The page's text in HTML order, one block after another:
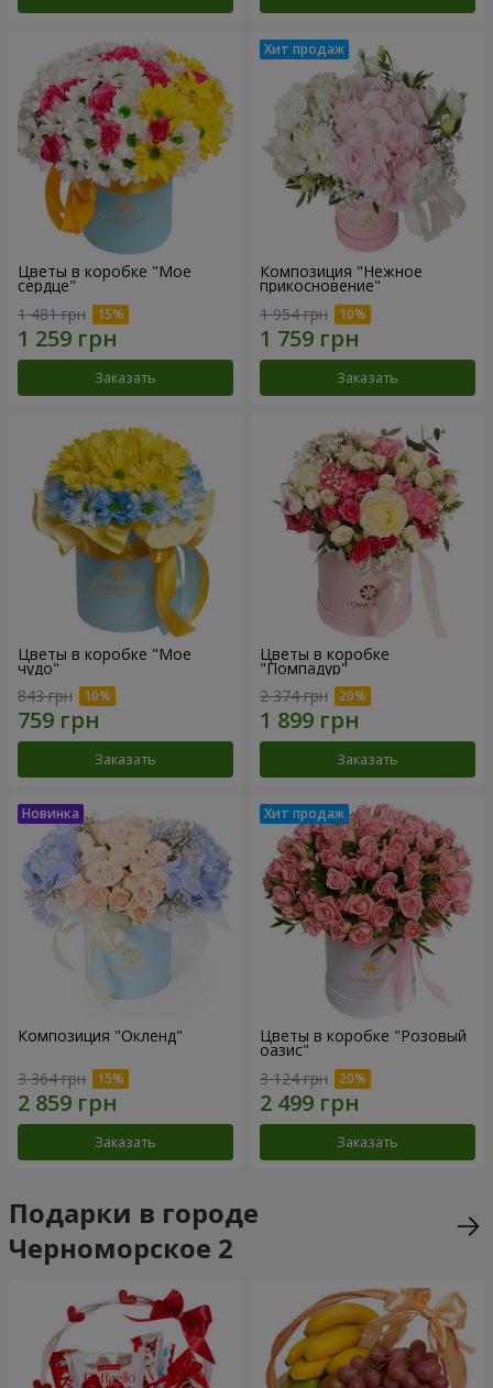
Цветы в коробке "Мое
сердце"
1 481 грн
Заказать
Композиция "Нежное
прикосновение"
1 954 грн
Заказать
Цветы в коробке "Мое
чудо"
843 грн
Заказать
Цветы в коробке
"Помпадур"
2 374 грн
Заказать
Композиция "Окленд"
3 364 грн
Заказать
Цветы в коробке "Розовый
оазис"
3 124 грн
Заказать
Подарки в городе
Черноморское 2